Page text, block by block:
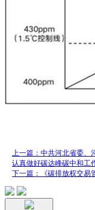
上一篇：中共河北省委、
认真做好碳达峰碳中和工
下一篇：《碳排放权交易